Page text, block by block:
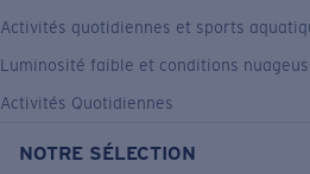
Activités quotidiennes et sports
Luminosité faible et conditions
Activités Quotidiennes
NOTRE SÉLECTION